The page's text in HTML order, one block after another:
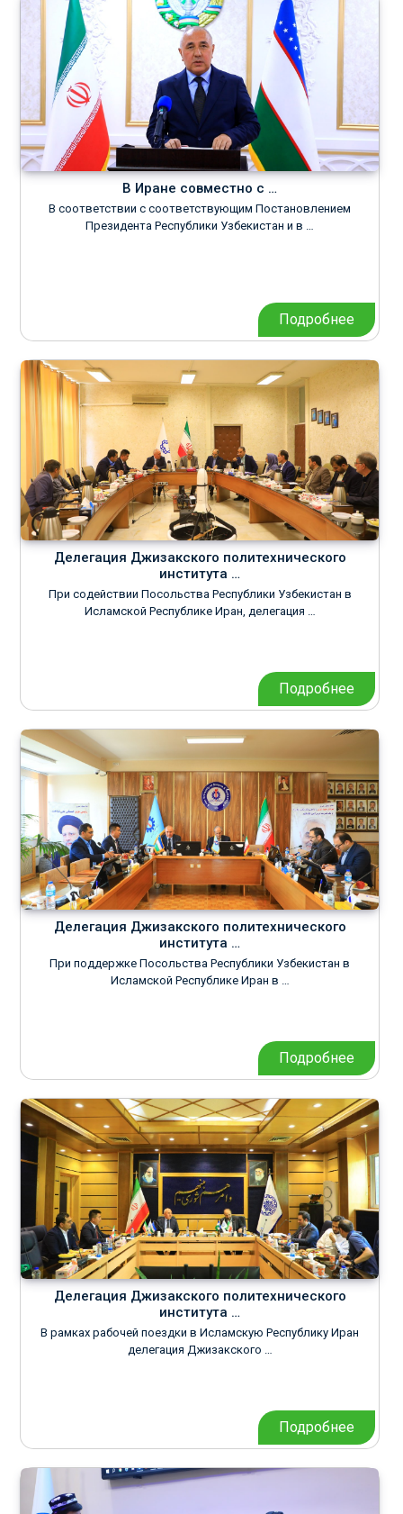
В Иране совместно с …
В соответствии с соответствующим Постановлением
Президента Республики Узбекистан и в …
Подробнее
Делегация Джизакского политехнического
института …
При содействии Посольства Республики Узбекистан в
Исламской Республике Иран, делегация …
Подробнее
Делегация Джизакского политехнического
института …
При поддержке Посольства Республики Узбекистан в
Исламской Республике Иран в …
Подробнее
Делегация Джизакского политехнического
института …
В рамках рабочей поездки в Исламскую Республику Иран
делегация Джизакского …
Подробнее